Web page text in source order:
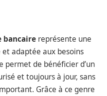
bancaire représente une
adaptée aux besoins
permet de bénéficier d’un
et toujours à jour, sans
Grâce à ce genre